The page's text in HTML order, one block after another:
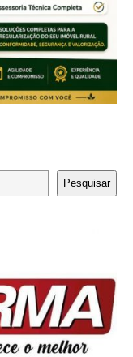
Pesquisar